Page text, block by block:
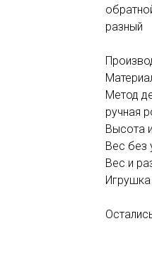
разный
Метод
ручная
Высота
Вес без
Вес и